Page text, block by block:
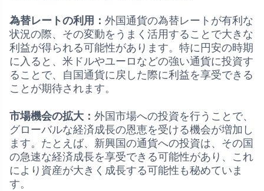
為替レートの利用： 外国通貨の為替レートが有利な
状況の際、その変動をうまく活用することで大きな
利益が得られる可能性があります。特に円安の時期
に入ると、米ドルやユーロなどの強い通貨に投資す
ることで、自国通貨に戻した際に利益を享受できる
ことが期待されます。
市場機会の拡大： 外国市場への投資を行うことで、
グローバルな経済成長の恩恵を受ける機会が増加し
ます。たとえば、新興国の通貨への投資は、その国
の急速な経済成長を享受できる可能性があり、これ
により資産が大きく成長する可能性も秘めていま
す。